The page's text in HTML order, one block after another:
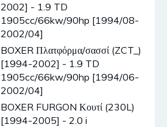
2002] - 1.9 TD
1905cc/66kw/90hp [1994/08-
2002/04]
BOXER Πλατφόρμα/σασσί (ZCT_)
[1994-2002] - 1.9 TD
1905cc/66kw/90hp [1994/06-
2002/04]
BOXER FURGON Κουτί (230L)
[1994-2005] - 2.0 i